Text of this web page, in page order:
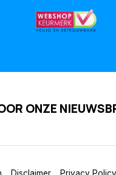
ONZE
Disclaimer Privacy Policy